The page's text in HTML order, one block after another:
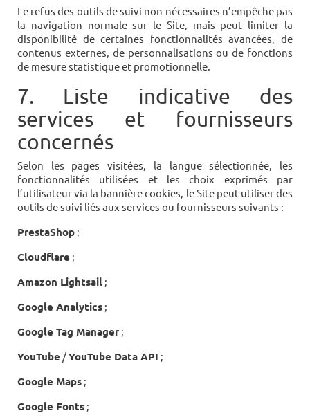
Le refus des outils de suivi non nécessaires n’empêche pas
la navigation normale sur le Site, mais peut limiter la
disponibilité de certaines fonctionnalités avancées, de
contenus externes, de personnalisations ou de fonctions
de mesure statistique et promotionnelle.
7. Liste indicative des
services et fournisseurs
concernés
Selon les pages visitées, la langue sélectionnée, les
fonctionnalités utilisées et les choix exprimés par
l’utilisateur via la bannière cookies, le Site peut utiliser des
outils de suivi liés aux services ou fournisseurs suivants :
PrestaShop ;
Cloudflare ;
Amazon Lightsail ;
Google Analytics ;
Google Tag Manager ;
YouTube /YouTube Data API ;
Google Maps ;
Google Fonts ;